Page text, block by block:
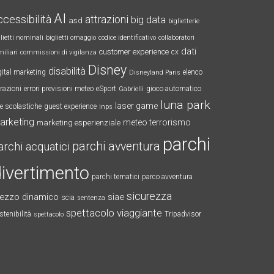
AI asd attrazioni big data biglietterie
nominali biglietti omaggio codice identificativo collaboratori
commissioni di vigilanza customer experience cx dati
marketing disabilità Disney Disneyland Paris elenco
errori previsioni meteo eSport Gabrielli gioco automatico
scolastiche guest experience inps laser game luna park
marketing esperienziale meteo terrorismo
acquatici parchi avventura parchi
parchi tematici parco avventura
dinamico scia sentenza siae sicurezza
spettacolo spettacolo viaggiante Tripadvisor